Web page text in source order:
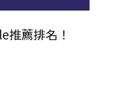
推薦排名！